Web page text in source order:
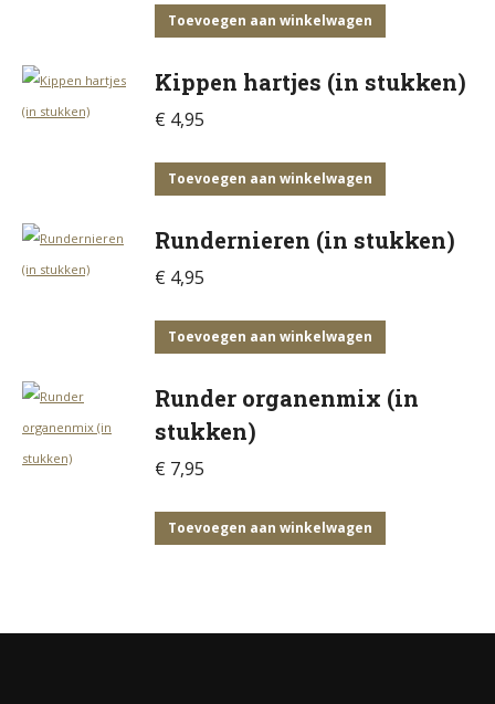
Toevoegen aan winkelwagen
Kippen hartjes (in stukken)
€ 4,95
Toevoegen aan winkelwagen
Rundernieren (in stukken)
€ 4,95
Toevoegen aan winkelwagen
Runder organenmix (in
stukken)
€ 7,95
Toevoegen aan winkelwagen